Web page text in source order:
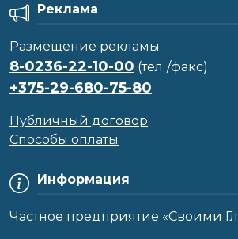
Информация
Частное предприятие «Своими
Реклама
Размещение рекламы
8-0236-22-10-00 (тел./факс)
+375-29-680-75-80
Публичный договор
Способы оплаты